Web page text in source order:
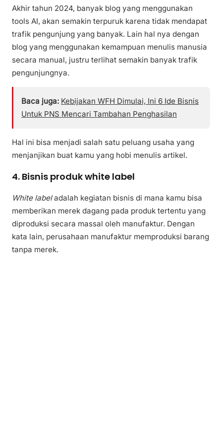
Akhir tahun 2024, banyak blog yang menggunakan
tools AI, akan semakin terpuruk karena tidak mendapat
trafik pengunjung yang banyak. Lain hal nya dengan
blog yang menggunakan kemampuan menulis manusia
secara manual, justru terlihat semakin banyak trafik
pengunjungnya.
Baca juga: Kebijakan WFH Dimulai, Ini 6 Ide Bisnis
Untuk PNS Mencari Tambahan Penghasilan
Hal ini bisa menjadi salah satu peluang usaha yang
menjanjikan buat kamu yang hobi menulis artikel.
4. Bisnis produk white label
White labeladalah kegiatan bisnis di mana kamu bisa
memberikan merek dagang pada produk tertentu yang
diproduksi secara massal oleh manufaktur. Dengan
kata lain, perusahaan manufaktur memproduksi barang
tanpa merek.